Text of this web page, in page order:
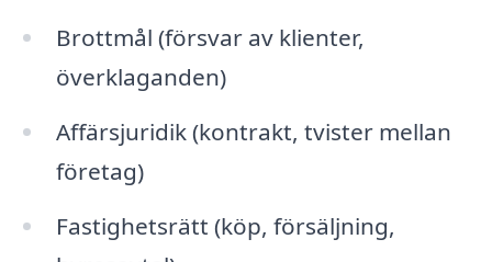
Brottmål (försvar av klienter,
överklaganden)
Affärsjuridik (kontrakt, tvister mellan
företag)
Fastighetsrätt (köp, försäljning,